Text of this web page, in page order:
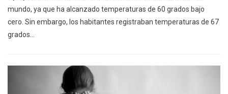
mundo, ya que ha alcanzado temperaturas de 60 grados bajo
cero. Sin embargo, los habitantes registraban temperaturas de 67
grados…